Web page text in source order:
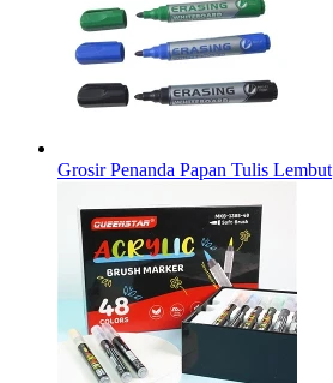
Grosir Penanda Papan Tulis Lembut